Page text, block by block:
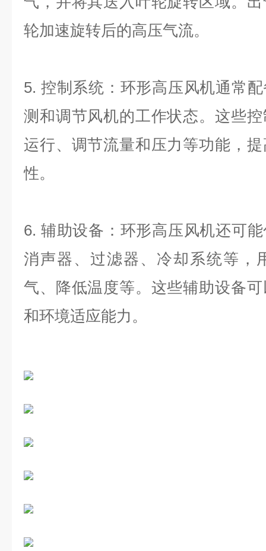
轮加速旋转后的高压气流。
5. 控制系统：环形高压风机通常
测和调节风机的工作状态。这些
运行、调节流量和压力等功能，
性。
6. 辅助设备：环形高压风机还可
消声器、过滤器、冷却系统等，
气、降低温度等。这些辅助设备
和环境适应能力。